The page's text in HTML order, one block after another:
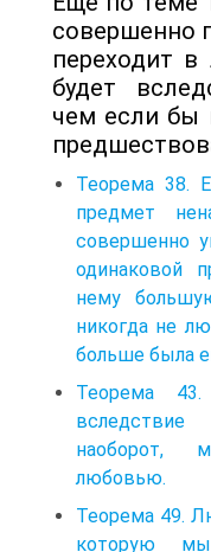
совершенно
переходит
будет
чем если бы
Теорема 38.
предмет
совершенно
одинаковой
нему
никогда не
больше была
Теорема 43.
наоборот,
любовью.
Теорема 49.
которую мы